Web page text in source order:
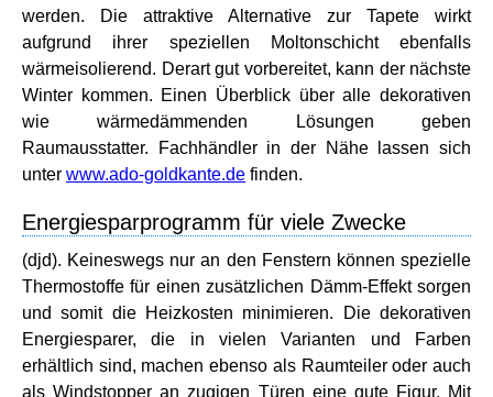
werden. Die attraktive Alternative zur Tapete wirkt
aufgrund ihrer speziellen Moltonschicht ebenfalls
wärmeisolierend. Derart gut vorbereitet, kann der nächste
Winter kommen. Einen Überblick über alle dekorativen
wie wärmedämmenden Lösungen geben
Raumausstatter. Fachhändler in der Nähe lassen sich
unter www.ado-goldkante.de finden.
Energiesparprogramm für viele Zwecke
(djd). Keineswegs nur an den Fenstern können spezielle
Thermostoffe für einen zusätzlichen Dämm-Effekt sorgen
und somit die Heizkosten minimieren. Die dekorativen
Energiesparer, die in vielen Varianten und Farben
erhältlich sind, machen ebenso als Raumteiler oder auch
als Windstopper an zugigen Türen eine gute Figur. Mit